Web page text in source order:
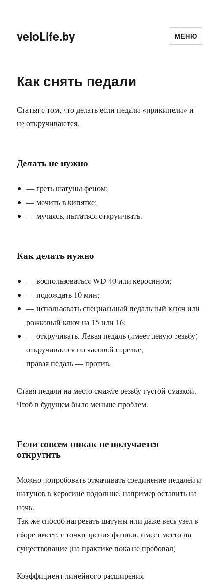
veloLife.by МЕНЮ
Как снять педали
Статья о том, что делать если педали «прикипели» и
не откручиваются.
Делать не нужно
— греть шатуны феном;
— мочить в кипятке;
— мучаясь, пытаться откруичвать.
Как делать нужно
— воспользоваться WD-40 или керосином;
— подождать 10 мин;
— использовать специальный педальный ключ или
рожковый ключ на 15 или 16;
— откручивать. Левая педаль (имеет левую резьбу)
откручивается по часовой стрелке,
правая педаль — против.
Ставя педали на место смажте резьбу густой смазкой.
Чтоб в будущем было меньше проблем.
Если совсем никак не получается
открутить
Можно попробовать отмачивать соединение педалей и
шатунов в керосине подольше, например оставить на
ночь.
Так же способ нагревать шатуны или даже весь узел в
сборе имеет, с точки зрения физики, имеет место на
существование (на практике пока не пробовал)
Коэффициент линейного расширения